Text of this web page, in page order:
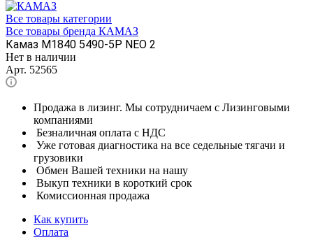
Все товары категории
Все товары бренда КАМАЗ
Камаз M1840 5490-5P NEO 2
Нет в наличии
Арт. 52565
Продажа в лизинг. Мы сотрудничаем с Лизинговыми
компаниями
Безналичная оплата с НДС
Уже готовая диагностика на все седельные тягачи и
грузовики
Обмен Вашей техники на нашу
Выкуп техники в короткий срок
Комиссионная продажа
Как купить
Оплата